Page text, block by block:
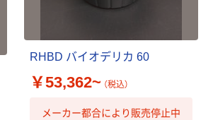
RHBD バイオデリカ 60
￥53,362~ （税込）
メーカー都合により販売停止中